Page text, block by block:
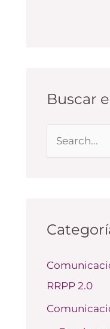
Buscar
a
p
o
r
RRPP 2.0